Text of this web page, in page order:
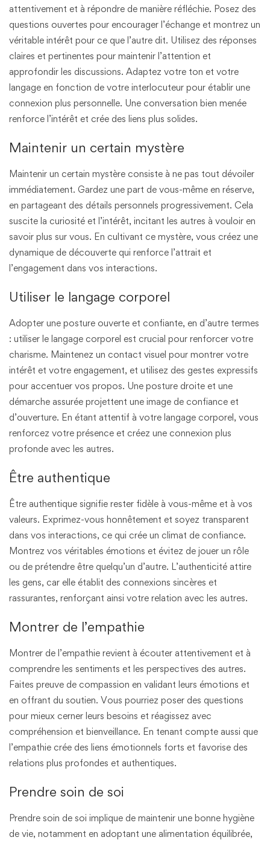
attentivement et à répondre de manière réfléchie. Posez des
questions ouvertes pour encourager l’échange et montrez un
véritable intérêt pour ce que l’autre dit. Utilisez des réponses
claires et pertinentes pour maintenir l’attention et
approfondir les discussions. Adaptez votre ton et votre
langage en fonction de votre interlocuteur pour établir une
connexion plus personnelle. Une conversation bien menée
renforce l’intérêt et crée des liens plus solides.
Maintenir un certain mystère
Maintenir un certain mystère consiste à ne pas tout dévoiler
immédiatement. Gardez une part de vous-même en réserve,
en partageant des détails personnels progressivement. Cela
suscite la curiosité et l’intérêt, incitant les autres à vouloir en
savoir plus sur vous. En cultivant ce mystère, vous créez une
dynamique de découverte qui renforce l’attrait et
l’engagement dans vos interactions.
Utiliser le langage corporel
Adopter une posture ouverte et confiante, en d’autre termes
: utiliser le langage corporel est crucial pour renforcer votre
charisme. Maintenez un contact visuel pour montrer votre
intérêt et votre engagement, et utilisez des gestes expressifs
pour accentuer vos propos. Une posture droite et une
démarche assurée projettent une image de confiance et
d’ouverture. En étant attentif à votre langage corporel, vous
renforcez votre présence et créez une connexion plus
profonde avec les autres.
Être authentique
Être authentique signifie rester fidèle à vous-même et à vos
valeurs. Exprimez-vous honnêtement et soyez transparent
dans vos interactions, ce qui crée un climat de confiance.
Montrez vos véritables émotions et évitez de jouer un rôle
ou de prétendre être quelqu’un d’autre. L’authenticité attire
les gens, car elle établit des connexions sincères et
rassurantes, renforçant ainsi votre relation avec les autres.
Montrer de l’empathie
Montrer de l’empathie revient à écouter attentivement et à
comprendre les sentiments et les perspectives des autres.
Faites preuve de compassion en validant leurs émotions et
en offrant du soutien. Vous pourriez poser des questions
pour mieux cerner leurs besoins et réagissez avec
compréhension et bienveillance. En tenant compte aussi que
l’empathie crée des liens émotionnels forts et favorise des
relations plus profondes et authentiques.
Prendre soin de soi
Prendre soin de soi implique de maintenir une bonne hygiène
de vie, notamment en adoptant une alimentation équilibrée,